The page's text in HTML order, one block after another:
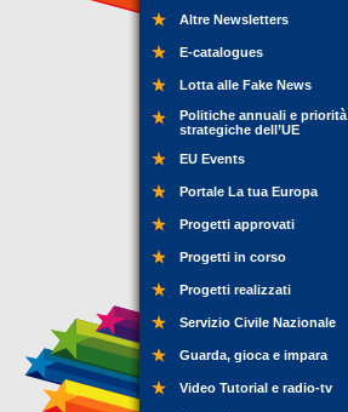
Altre Newsletters
E-catalogues
Lotta alle Fake News
Politiche annuali e priorità
strategiche dell’UE
EU Events
Portale La tua Europa
Progetti approvati
Progetti in corso
Progetti realizzati
Servizio Civile Nazionale
Guarda, gioca e impara
Video Tutorial e radio-tv